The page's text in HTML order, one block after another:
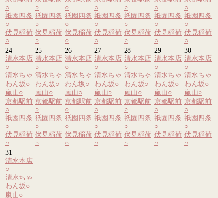
○
祇園四条
○
伏見稲荷
○
○
祇園四条
○
伏見稲荷
○
○
祇園四条
○
伏見稲荷
○
○
祇園四条
○
伏見稲荷
○
○
祇園四条
○
伏見稲荷
○
○
祇園四条
○
伏見稲荷
○
○
祇園四条
○
伏見稲荷
○
24
清水本店
○
清水ちゃ
わん坂○
嵐山○
京都駅前
○
祇園四条
○
伏見稲荷
○
25
清水本店
○
清水ちゃ
わん坂○
嵐山○
京都駅前
○
祇園四条
○
伏見稲荷
○
26
清水本店
○
清水ちゃ
わん坂○
嵐山○
京都駅前
○
祇園四条
○
伏見稲荷
○
27
清水本店
○
清水ちゃ
わん坂○
嵐山○
京都駅前
○
祇園四条
○
伏見稲荷
○
28
清水本店
○
清水ちゃ
わん坂○
嵐山○
京都駅前
○
祇園四条
○
伏見稲荷
○
29
清水本店
○
清水ちゃ
わん坂○
嵐山○
京都駅前
○
祇園四条
○
伏見稲荷
○
30
清水本店
○
清水ちゃ
わん坂○
嵐山○
京都駅前
○
祇園四条
○
伏見稲荷
○
31
清水本店
○
清水ちゃ
わん坂○
嵐山○